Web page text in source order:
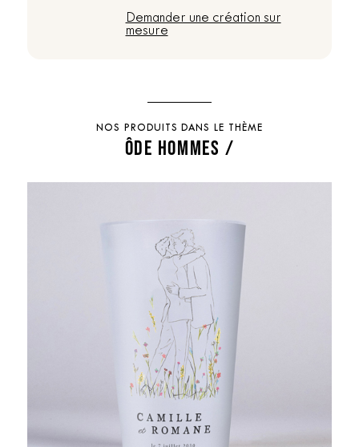
Demander une création sur
mesure
NOS PRODUITS DANS LE THÈME
ÔDE HOMMES /